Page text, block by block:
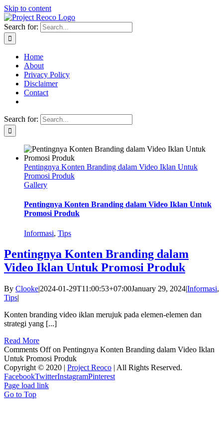
Skip to content
Search for:
Home
About
Privacy Policy
Disclaimer
Contact
Search for:
Pentingnya Konten Branding dalam Video Iklan Untuk
Promosi Produk
Gallery
Pentingnya Konten Branding dalam Video Iklan Untuk
Promosi Produk
Informasi, Tips
Pentingnya Konten Branding dalam
Video Iklan Untuk Promosi Produk
By Clooke|2024-01-29T11:00:53+07:00January 29, 2024|Informasi,
Tips|
Konten branding video iklan merujuk pada elemen-elemen dan
strategi yang [...]
Read More
Comments Offon Pentingnya Konten Branding dalam Video Iklan
Untuk Promosi Produk
Copyright © 2020 | Project Reoco | All Rights Reserved.
FacebookTwitterInstagramPinterest
Page load link
Go to Top